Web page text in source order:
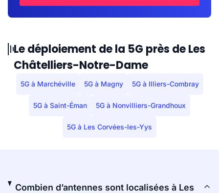
Le déploiement de la 5G près de Les
Châtelliers-Notre-Dame
5G à Marchéville 5G à Magny 5G à Illiers-Combray
5G à Saint-Éman 5G à Nonvilliers-Grandhoux
5G à Les Corvées-les-Yys
Combien d’antennes sont localisées à Les